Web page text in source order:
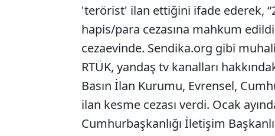
'terörist' ilan ettiğini ifade ederek,
hapis/para cezasına mahkum
cezaevinde. Sendika.org gibi
RTÜK, yandaş tv kanalları
Basın İlan Kurumu, Evrensel,
ilan kesme cezası verdi. Ocak
Cumhurbaşkanlığı İletişim